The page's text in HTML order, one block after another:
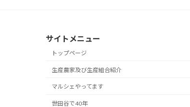
サイトメニュー
トップページ
生産農家及び生産組合紹介
マルシェやってます
世田谷で40年